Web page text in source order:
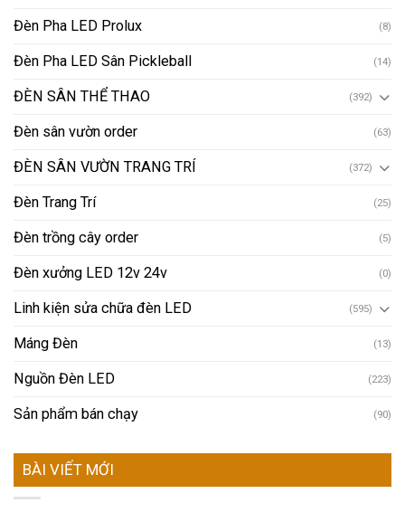
Đèn Pha LED Prolux (8)
Đèn Pha LED Sân Pickleball (14)
ĐÈN SÂN THỂ THAO (392)
Đèn sân vườn order (63)
ĐÈN SÂN VƯỜN TRANG TRÍ (372)
Đèn Trang Trí (25)
Đèn trồng cây order (5)
Đèn xưởng LED 12v 24v (0)
Linh kiện sửa chữa đèn LED (595)
Máng Đèn (13)
Nguồn Đèn LED (223)
Sản phẩm bán chạy (90)
BÀI VIẾT MỚI